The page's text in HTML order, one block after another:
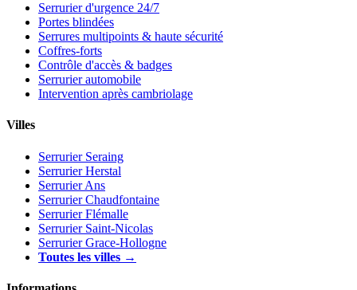
Serrurier d'urgence 24/7
Portes blindées
Serrures multipoints & haute sécurité
Coffres-forts
Contrôle d'accès & badges
Serrurier automobile
Intervention après cambriolage
Villes
Serrurier Seraing
Serrurier Herstal
Serrurier Ans
Serrurier Chaudfontaine
Serrurier Flémalle
Serrurier Saint-Nicolas
Serrurier Grace-Hollogne
Toutes les villes →